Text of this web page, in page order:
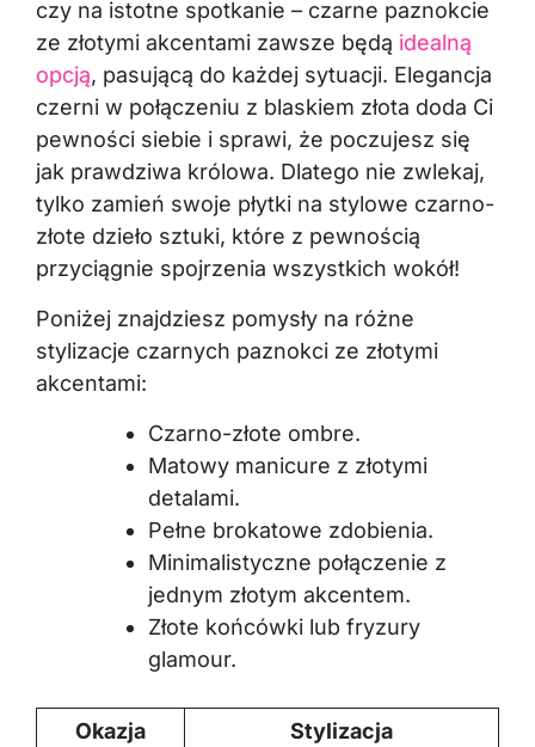
czy na istotne spotkanie – czarne paznokcie
ze złotymi akcentami zawsze będą idealną
opcją, pasującą do każdej sytuacji. Elegancja
czerni w połączeniu z blaskiem złota doda Ci
pewności siebie i sprawi, że poczujesz się
jak prawdziwa królowa. Dlatego nie zwlekaj,
tylko zamień swoje płytki na stylowe czarno-
złote dzieło sztuki, które z pewnością
przyciągnie spojrzenia wszystkich wokół!
Poniżej znajdziesz pomysły na różne
stylizacje czarnych paznokci ze złotymi
akcentami:
Czarno-złote ombre.
Matowy manicure z złotymi
detalami.
Pełne brokatowe zdobienia.
Minimalistyczne połączenie z
jednym złotym akcentem.
Złote końcówki lub fryzury
glamour.
Okazja Stylizacja